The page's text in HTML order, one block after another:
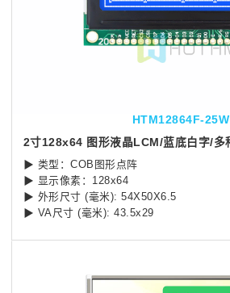
HTM12864F-25W
▶ 类型：COB图形点阵
▶ 显示像素：128x64
▶ 外形尺寸 (毫米): 54X50X6.5
▶ VA尺寸 (毫米): 43.5x29